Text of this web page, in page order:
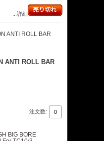
...詳細
ANTI ROLL BAR
注文数: